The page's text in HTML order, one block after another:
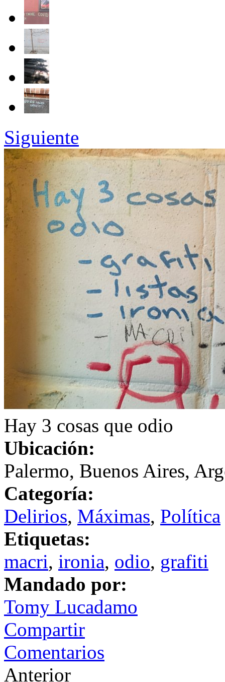
Siguiente
Hay 3 cosas que odio
Ubicación:
Palermo, Buenos Aires,
Categoría:
Delirios, Máximas, Política
Etiquetas:
macri, ironia, odio, grafiti
Mandado por:
Tomy Lucadamo
Compartir
Comentarios
Anterior